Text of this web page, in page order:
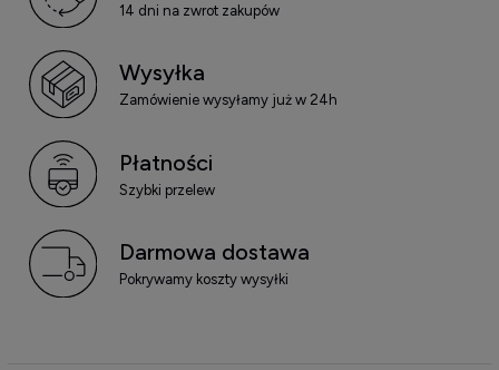
14 dni na zwrot zakupów
Wysyłka
Zamówienie wysyłamy już w 24h
Płatności
Szybki przelew
Darmowa dostawa
Pokrywamy koszty wysyłki